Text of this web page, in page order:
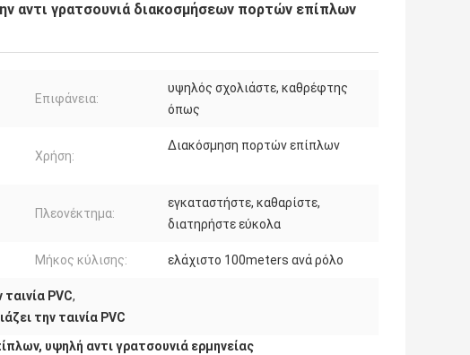
αντι γρατσουνιά διακοσμήσεων πορτών επίπλων
Επιφάνεια:
υψηλός σχολιάστε, καθρέφτης
όπως
Χρήση:
Διακόσμηση πορτών επίπλων
Πλεονέκτημα:
εγκαταστήστε, καθαρίστε,
διατηρήστε εύκολα
Μήκος κύλισης: ελάχιστο 100meters ανά ρόλο
PVC,
την ταινία PVC
υψηλή αντι γρατσουνιά ερμηνείας